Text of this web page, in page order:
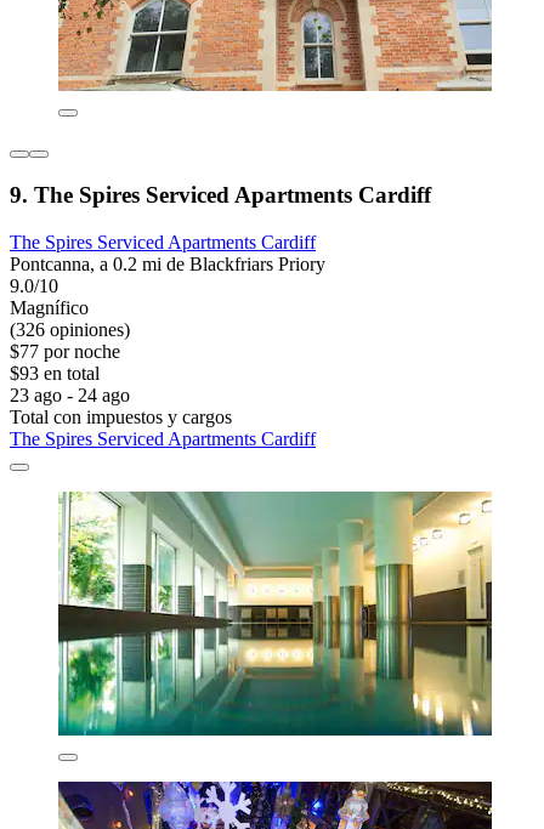
9. The Spires Serviced Apartments Cardiff
The Spires Serviced Apartments Cardiff
Pontcanna, a 0.2 mi de Blackfriars Priory
9.0/10
Magnífico
(326 opiniones)
$77 por noche
$93 en total
23 ago - 24 ago
Total con impuestos y cargos
The Spires Serviced Apartments Cardiff